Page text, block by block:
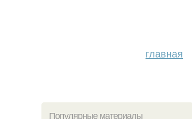
главная
Популярные материалы